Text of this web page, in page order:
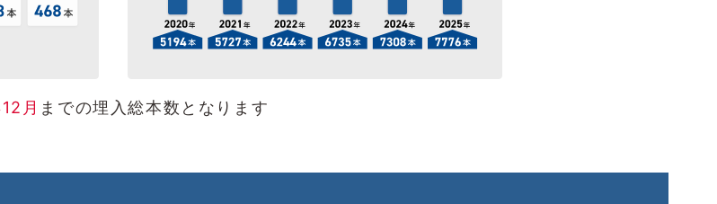
月 までの埋入総本数となります